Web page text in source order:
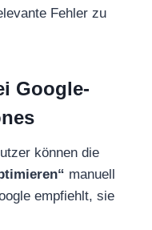
Fehler zu
Google-
können die
manuell
empfiehlt, sie